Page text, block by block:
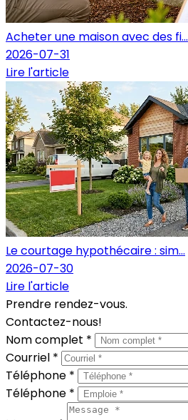
Acheter une maison avec des fi...
2026-07-31
Lire l'article
Le courtage hypothécaire : sim...
2026-07-30
Lire l'article
Prendre rendez-vous.
Contactez-nous!
Nom complet *
Courriel *
Téléphone *
Téléphone *